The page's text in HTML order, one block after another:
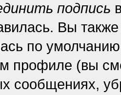
подпись
Вы
по
профиле (вы
сообщениях,